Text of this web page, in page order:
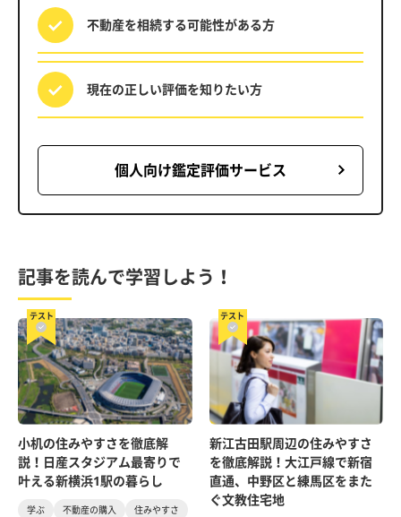
不動産を相続する可能性がある方
現在の正しい評価を知りたい方
個人向け鑑定評価サービス
記事を読んで学習しよう！
テスト
小机の住みやすさを徹底解
説！日産スタジアム最寄りで
叶える新横浜1駅の暮らし
学ぶ 不動産の購入
住みやすさ
テスト
新江古田駅周辺の住みやすさ
を徹底解説！大江戸線で新宿
直通、中野区と練馬区をまた
ぐ文教住宅地